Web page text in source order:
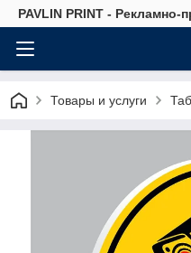
PAVLIN PRINT -
Товары и услуги